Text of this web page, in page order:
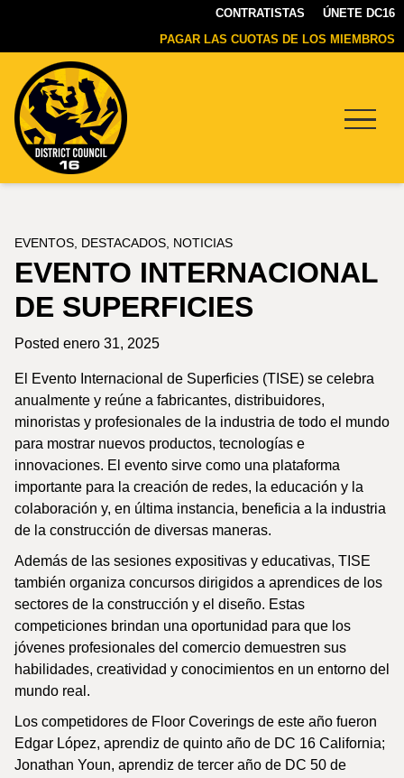
CONTRATISTAS
ÚNETE DC16
PAGAR LAS CUOTAS DE LOS MIEMBROS
EVENTOS DESTACADOS NOTICIAS
EVENTO INTERNACIONAL
DE SUPERFICIES
Posted enero 31, 2025
El Evento Internacional de Superficies (TISE) se celebra
anualmente y reúne a fabricantes, distribuidores,
minoristas y profesionales de la industria de todo el mundo
para mostrar nuevos productos, tecnologías e
innovaciones. El evento sirve como una plataforma
importante para la creación de redes, la educación y la
colaboración y, en última instancia, beneficia a la industria
de la construcción de diversas maneras.
Además de las sesiones expositivas y educativas, TISE
también organiza concursos dirigidos a aprendices de los
sectores de la construcción y el diseño. Estas
competiciones brindan una oportunidad para que los
jóvenes profesionales del comercio demuestren sus
habilidades, creatividad y conocimientos en un entorno del
mundo real.
Los competidores de Floor Coverings de este año fueron
Edgar López, aprendiz de quinto año de DC 16 California;
Jonathan Youn, aprendiz de tercer año de DC 50 de